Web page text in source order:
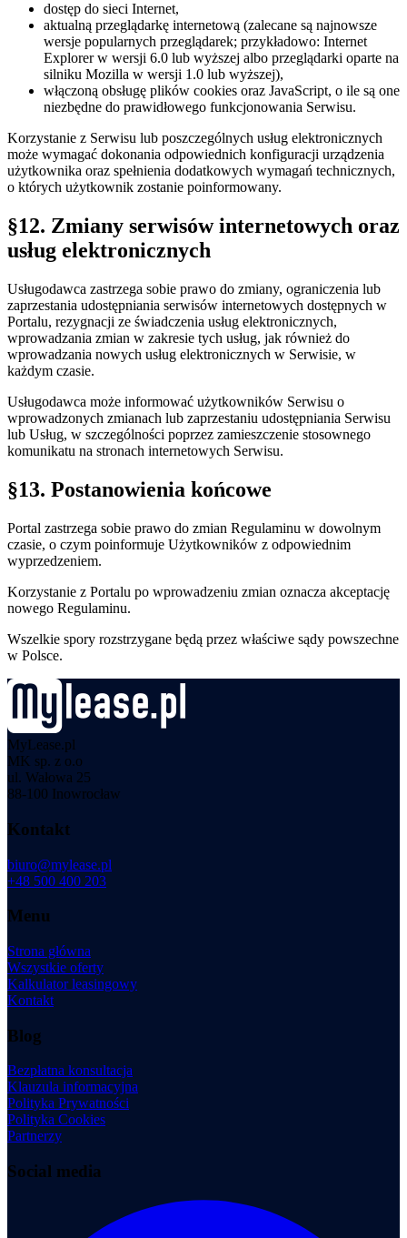
dostęp do sieci Internet,
aktualną przeglądarkę internetową (zalecane są najnowsze
wersje popularnych przeglądarek; przykładowo: Internet
Explorer w wersji 6.0 lub wyższej albo przeglądarki oparte na
silniku Mozilla w wersji 1.0 lub wyższej),
włączoną obsługę plików cookies oraz JavaScript, o ile są one
niezbędne do prawidłowego funkcjonowania Serwisu.
Korzystanie z Serwisu lub poszczególnych usług elektronicznych
może wymagać dokonania odpowiednich konfiguracji urządzenia
użytkownika oraz spełnienia dodatkowych wymagań technicznych,
o których użytkownik zostanie poinformowany.
§12. Zmiany serwisów internetowych oraz
usług elektronicznych
Usługodawca zastrzega sobie prawo do zmiany, ograniczenia lub
zaprzestania udostępniania serwisów internetowych dostępnych w
Portalu, rezygnacji ze świadczenia usług elektronicznych,
wprowadzania zmian w zakresie tych usług, jak również do
wprowadzania nowych usług elektronicznych w Serwisie, w
każdym czasie.
Usługodawca może informować użytkowników Serwisu o
wprowadzonych zmianach lub zaprzestaniu udostępniania Serwisu
lub Usług, w szczególności poprzez zamieszczenie stosownego
komunikatu na stronach internetowych Serwisu.
§13. Postanowienia końcowe
Portal zastrzega sobie prawo do zmian Regulaminu w dowolnym
czasie, o czym poinformuje Użytkowników z odpowiednim
wyprzedzeniem.
Korzystanie z Portalu po wprowadzeniu zmian oznacza akceptację
nowego Regulaminu.
Wszelkie spory rozstrzygane będą przez właściwe sądy powszechne
w Polsce.
MyLease.pl
MK sp. z o.o
ul. Wałowa 25
88-100 Inowrocław
Kontakt
biuro@mylease.pl
+48 500 400 203
Menu
Strona główna
Wszystkie oferty
Kalkulator leasingowy
Kontakt
Blog
Bezpłatna konsultacja
Klauzula informacyjna
Polityka Prywatności
Polityka Cookies
Partnerzy
Social media